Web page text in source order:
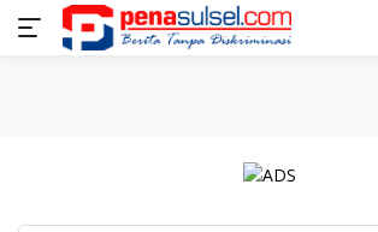
Langsung
Home Nasional Pendidikan